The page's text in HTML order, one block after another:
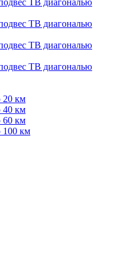
ТВ диагональю
ТВ диагональю
ТВ диагональю
ТВ диагональю
20 км
40 км
60 км
100 км